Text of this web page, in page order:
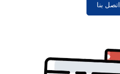
اتصل بنا